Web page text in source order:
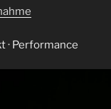
· Performance